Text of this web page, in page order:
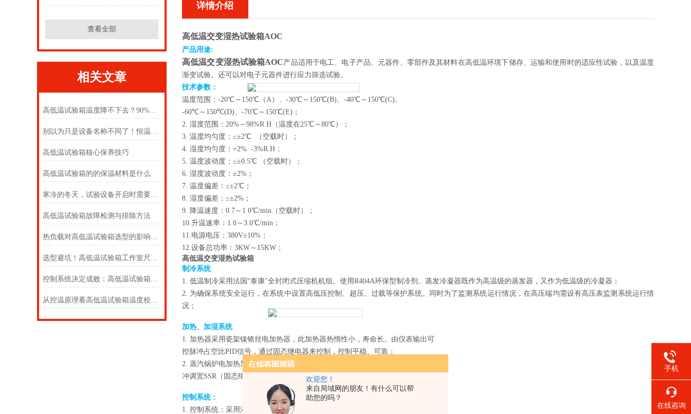
欢迎您！
来自局域网的朋友！有什么可以帮
助您的吗？
查看全部
相关文章
高低温试验箱温度降不下去？90%的故障都是这几个原因！
别以为只是设备名称不同了！恒温与交变试验箱怎么选
高低温试验箱核心保养技巧
高低温试验箱的的保温材料是什么
寒冷的冬天，试验设备开启时需要注意哪些呢
高低温试验箱故障检测与排除方法
热负载对高低温试验箱选型的影响机制及客户决策指南
选型避坑！高低温试验箱工作室尺寸，选对才不浪费、测的准
控制系统决定成败：高低温试验箱的 “大脑” 究竟有多强？
从控温原理看高低温试验箱温度校准的必要性
详情介绍
高低温交变湿热试验箱AOC
产品用途:
高低温交变湿热试验箱AOC产品适用于电工、电子产品、元器件、零部件及其材料在高低温环境下储存、运输和使用时的适应性试验，以及温度
渐变试验。还可以对电子元器件进行应力筛选试验。
技术参数 ：
温度范围： -20℃～150℃（A）、-30℃～150℃(B)、-40℃～150℃(C)、
-60℃～150℃(D)、-70℃～150℃(E) ；
2. 湿度范围： 20%～98%R.H（温度在25℃～80℃）
；
3. 温度均匀度： ≤±2℃ （空载时）
；
4. 湿度均匀度： +2% -3%R.H ；
5. 温度波动度： ≤±0.5℃ （空载时）
；
6. 湿度波动度： ±2% ；
7. 温度偏差： ≤±2℃ ；
8. 湿度偏差： ≤±2% ；
9. 降温速度： 0.7～1.0℃/min （空载时）；
10.升温速率： 1.0～3.0℃/min ；
11.电源电压： 380V±10% ；
12.设备总功率： 3KW～15KW ；
高低温交变湿热试验箱
制冷系统
1. 低温制冷采用法国 “泰康"全封闭式压缩机机组。使用R404A环保型制冷剂。蒸发冷凝器既作为高温级的蒸发器，又作为低温级的冷凝器 ；
2. 为确保系统安全运行，在系统中设置高低压控制、超压、过载等保护系统。同时为了监测系统运行情况，在高压端均需设有高压表监测系统运行情
况 ；
加热、加湿系统
1. 加热器采用瓷架镍铬丝电加热器，此加热器热惰性小，寿命长。由仪表输出可
控脉冲占空比PID信号，通过固态继电器来控制，控制平稳、可靠 ；
2. 蒸汽锅炉电加热加湿方法，铠装电加热管，
冲调宽SSR（固态继电器）控制，设有水位控制装置，加热器防干烧装置
控制系统：
1. 控制系统：采用液晶触摸屏温湿度控制器，可定值和程序运行。
手机
在线咨询